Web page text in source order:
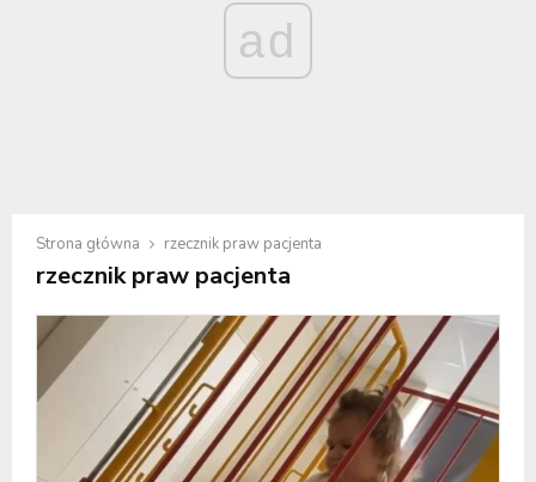
ad
Strona główna rzecznik praw pacjenta
rzecznik praw pacjenta